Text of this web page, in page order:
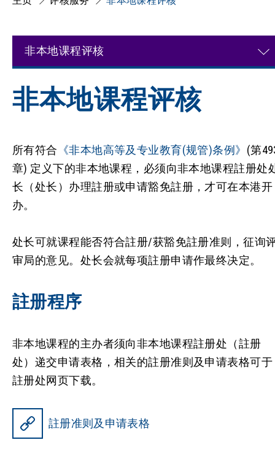
非本地课程评核
非本地课程评核
所有符合 《非本地高等及专业教育(规管)条例》 (第
章) 定义下的非本地课程，必须向非本地课程註册处
长（处长）办理註册或申请豁免註册，才可在本港开
办。
处长可就课程能否符合註册/获豁免註册准则，征询
审局的意见。处长会就每项註册申请作最终决定。
註册程序
非本地课程的主办者须向非本地课程註册处（註册
处）递交申请表格，相关的註册准则及申请表格可于
註册处网页下载。
註册准则及申请表格